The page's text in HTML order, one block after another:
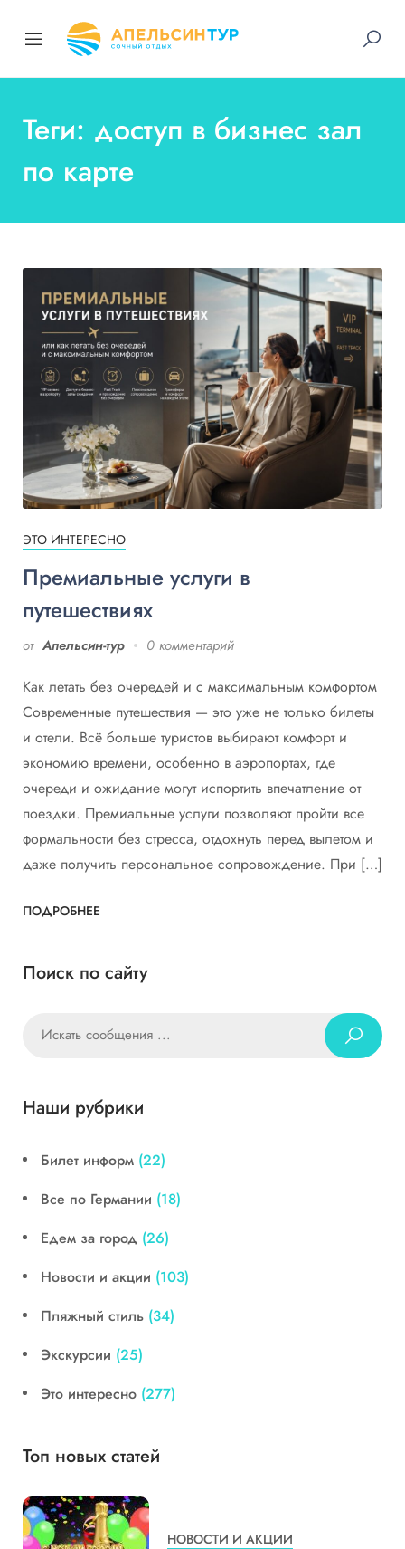
Теги: доступ в бизнес зал
по карте
ЭТО ИНТЕРЕСНО
Премиальные услуги в
путешествиях
от Апельсин-тур 0 комментарий
Как летать без очередей и с максимальным комфортом
Современные путешествия — это уже не только билеты
и отели. Всё больше туристов выбирают комфорт и
экономию времени, особенно в аэропортах, где
очереди и ожидание могут испортить впечатление от
поездки. Премиальные услуги позволяют пройти все
формальности без стресса, отдохнуть перед вылетом и
даже получить персональное сопровождение. При […]
ПОДРОБНЕЕ
Поиск по сайту
Наши рубрики
Билет информ (22)
Все по Германии (18)
Едем за город (26)
Новости и акции (103)
Пляжный стиль (34)
Экскурсии (25)
Это интересно (277)
Топ новых статей
НОВОСТИ И АКЦИИ